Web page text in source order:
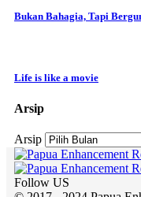
Bukan Bahagia, Tapi
Life is like a movie
Arsip
Arsip
Follow US